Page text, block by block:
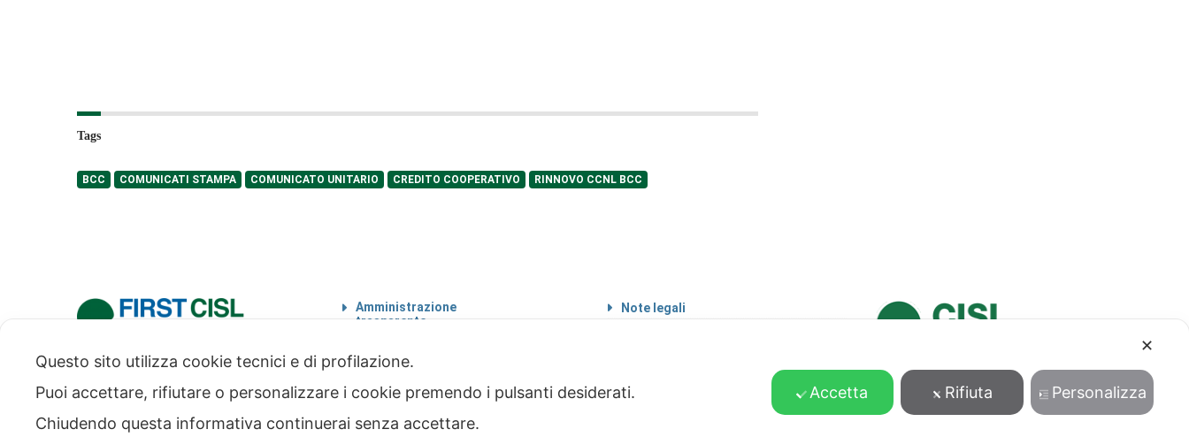
Tags
BCC COMUNICATI STAMPA COMUNICATO UNITARIO CREDITO COOPERATIVO RINNOVO CCNL BCC
via Modena 5, 00184 Roma
fax: +39 06 4746136
info@firstcisl.it
Amministrazione
trasparente
Note legali
Home
✕
Questo sito utilizza cookie tecnici e di profilazione.
Puoi accettare, rifiutare o personalizzare i cookie premendo i pulsanti desiderati.
Chiudendo questa informativa continuerai senza accettare.
Accetta Rifiuta Personalizza